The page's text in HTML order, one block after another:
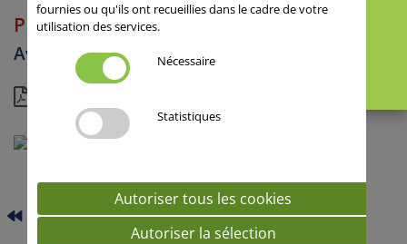
PLATIN
Avoine de printemps
PERUN
fournies ou qu'ils ont recueillies dans le cadre de votre
utilisation des services.
Nécessaire
Statistiques
Autoriser tous les cookies
Autoriser la sélection